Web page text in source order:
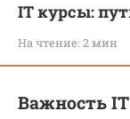
IT курсы:
На чтение: 2 мин
Важность